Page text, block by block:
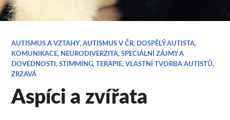
AUTISMUS A VZTAHY,AUTISMUS V ČR, DOSPĚLÝ AUTISTA,
KOMUNIKACE, NEURODIVERZITA,SPECIÁLNÍ ZÁJMY A
DOVEDNOSTI,STIMMING,TERAPIE,VLASTNÍ TVORBA AUTISTŮ,
ZRZAVÁ
Aspíci a zvířata